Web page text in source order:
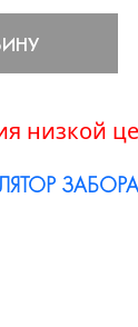
низкой